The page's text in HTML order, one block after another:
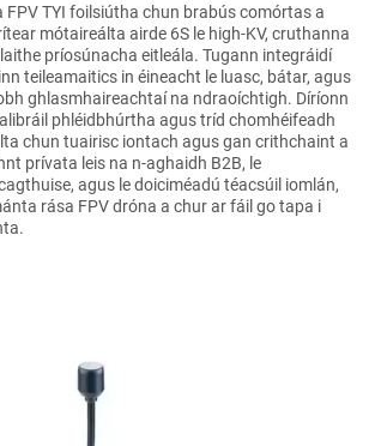
FPV TYI foilsiútha chun brabús comórtas a
mótaireálta airde 6S le high-KV, cruthanna
príosúnacha eitleála. Tugann integráidí
teileamaitics in éineacht le luasc, bátar, agus
ghlasmhaireachtaí na ndraoíchtigh. Díríonn
phléidbhúrtha agus tríd chomhéifeadh
chun tuairisc iontach agus gan crithchaint a
prívata leis na n-aghaidh B2B, le
agus le doiciméadú téacsúil iomlán,
rása FPV dróna a chur ar fáil go tapa i